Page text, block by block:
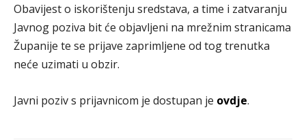
Obavijest o iskorištenju sredstava, a time i zatvaranju
Javnog poziva bit će objavljeni na mrežnim stranicama
Županije te se prijave zaprimljene od tog trenutka
neće uzimati u obzir.
Javni poziv s prijavnicom je dostupan je ovdje.